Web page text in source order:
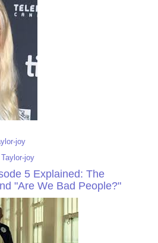
joy
joy
5 Explained: The
"Are We Bad People?"